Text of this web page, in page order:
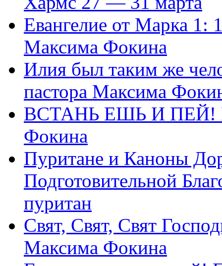
Евангелие от Марка 1:
Максима Фокина
Илия был таким же
пастора Максима
ВСТАНЬ ЕШЬ И ПЕЙ!
Фокина
Пуритане и Каноны
Подготовительной
пуритан
Свят, Свят, Свят
Максима Фокина